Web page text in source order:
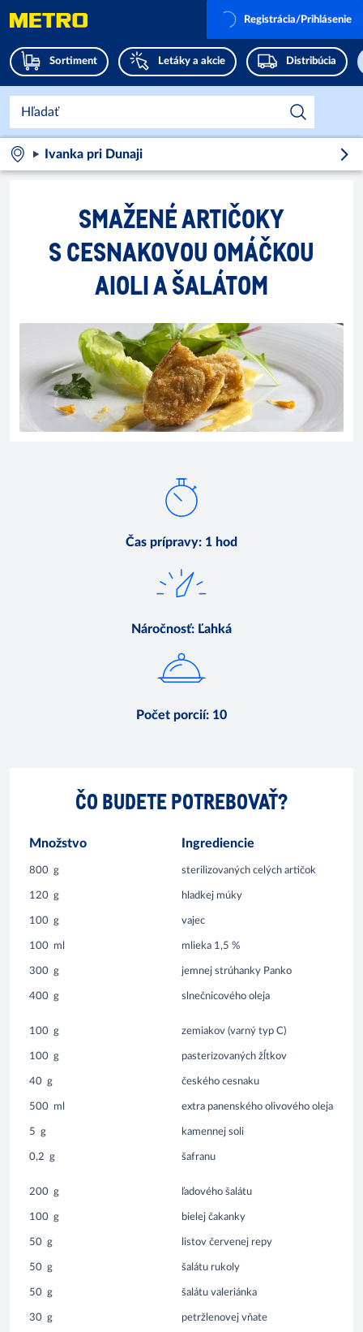
Sortiment Letáky a akcie Distribúcia
Registrácia/Prihlásenie
Ivanka pri Dunaji
SMAŽENÉ ARTIČOKY
S CESNAKOVOU OMÁČKOU
AIOLI A ŠALÁTOM
Čas prípravy: 1 hod
Náročnosť: Ľahká
Počet porcií: 10
ČO BUDETE POTREBOVAŤ?
Množstvo Ingrediencie
800 g sterilizovaných celých artičok
120 g hladkej múky
100 g vajec
100 ml mlieka 1,5 %
300 g jemnej strúhanky Panko
400 g slnečnicového oleja
100 g zemiakov (varný typ C)
100 g pasterizovaných žĺtkov
40 g českého cesnaku
500 ml extra panenského olivového oleja
5 g kamennej soli
0,2 g šafranu
200 g ľadového šalátu
100 g bielej čakanky
50 g listov červenej repy
50 g šalátu rukoly
50 g šalátu valeriánka
30 g petržlenovej vňate